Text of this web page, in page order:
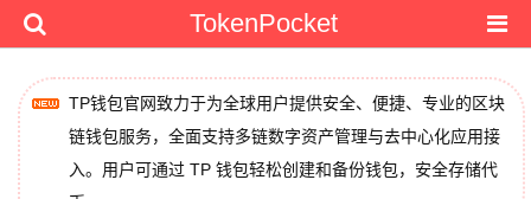
TokenPocket
TP钱包官网致力于为全球用户提供安全、便捷、专业的区块
链钱包服务，全面支持多链数字资产管理与去中心化应用接
入。用户可通过 TP 钱包轻松创建和备份钱包，安全存储代